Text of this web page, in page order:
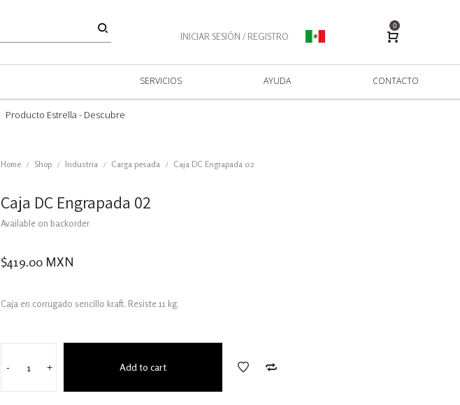
INICIAR SESIÓN / REGISTRO
0
SERVICIOS AYUDA CONTACTO
Producto Estrella - Descubre
Home / Shop / Industria / Carga pesada / Caja DC Engrapada 02
Caja DC Engrapada 02
Available on backorder
$419.00 MXN
Caja en corrugado sencillo kraft. Resiste 11 kg.
- + Add to cart